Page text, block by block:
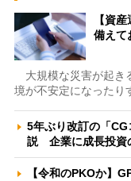
【資
備えて
大規模な災害が起き
境が不安定になったり
5年ぶり改訂の「
説 企業に成長投資
【令和のPKOか】